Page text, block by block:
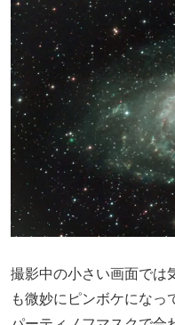
撮影中の小さい画面では
も微妙にピンボケにな